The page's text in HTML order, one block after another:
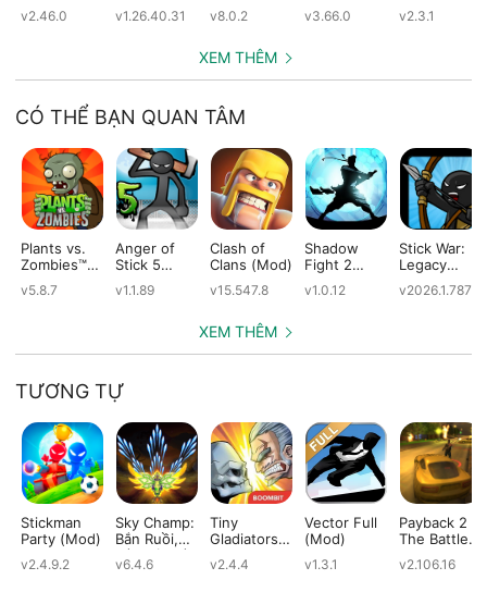
v2.46.0 v1.26.40.31 v8.0.2 v3.66.0 v2.3.1
XEM THÊM
CÓ THỂ BẠN QUAN TÂM
Plants vs.
Zombies™
v5.8.7
Anger of
Stick 5
v1.1.89
Clash of
Clans (Mod)
v15.547.8
Shadow
Fight 2
Edition
v1.0.12
Stick War:
Legacy
v2026.1.787
XEM THÊM
TƯƠNG TỰ
Stickman
Party (Mod)
v2.4.9.2
Sky Champ:
Bắn Ruồi,
Bắn Gà, Bắn
Máy Bay
v6.4.6
Tiny
Gladiators
v2.4.4
Vector Full
(Mod)
v1.3.1
Payback 2 -
The Battle
(Mod)
v2.106.16